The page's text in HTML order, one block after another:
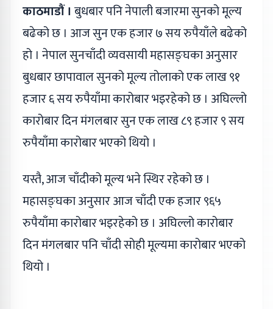
काठमाडौं । बुधबार पनि नेपाली बजारमा सुनको मूल्य
बढेको छ । आज सुन एक हजार ७ सय रुपैयाँले बढेको
हो । नेपाल सुनचाँदी व्यवसायी महासङ्घका अनुसार
बुधबार छापावाल सुनको मूल्य तोलाको एक लाख ९१
हजार ६ सय रुपैयाँमा कारोबार भइरहेको छ । अघिल्लो
कारोबार दिन मंगलबार सुन एक लाख ८९ हजार ९ सय
रुपैयाँमा कारोबार भएको थियो ।
यस्तै, आज चाँदीको मूल्य भने स्थिर रहेको छ ।
महासङ्घका अनुसार आज चाँदी एक हजार ९६५
रुपैयाँमा कारोबार भइरहेको छ । अघिल्लो कारोबार
दिन मंगलबार पनि चाँदी सोही मूल्यमा कारोबार भएको
थियो ।